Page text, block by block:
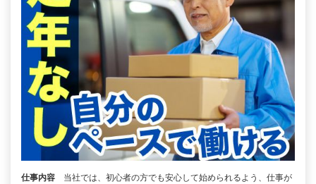
仕事内容
当社では、初心者の方でも安心して始められるよう、仕事が